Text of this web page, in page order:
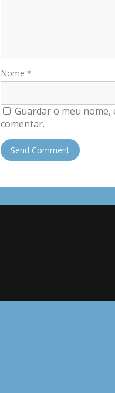
Nome *
Guardar o meu nome,
comentar.